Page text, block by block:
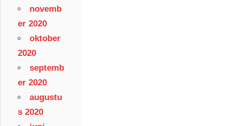
novemb
er 2020
oktober
2020
septemb
er 2020
augustu
s 2020